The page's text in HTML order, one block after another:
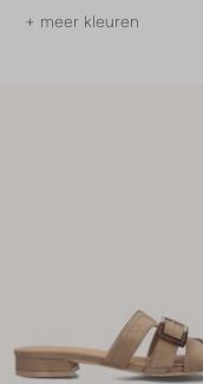
+ meer kleuren